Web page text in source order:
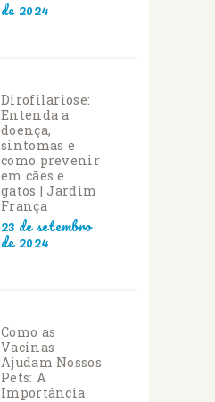
de 2024
Dirofilariose:
Entenda a
doença,
sintomas e
como prevenir
em cães e
gatos | Jardim
França
23 de setembro
de 2024
Como as
Vacinas
Ajudam Nossos
Pets: A
Importância